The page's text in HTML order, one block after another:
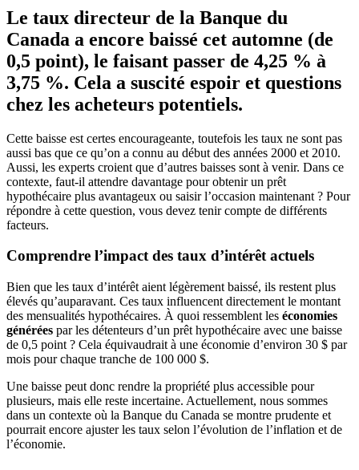
Le taux directeur de la Banque du
Canada a encore baissé cet automne (de
0,5 point), le faisant passer de 4,25 % à
3,75 %. Cela a suscité espoir et questions
chez les acheteurs potentiels.
Cette baisse est certes encourageante, toutefois les taux ne sont pas
aussi bas que ce qu’on a connu au début des années 2000 et 2010.
Aussi, les experts croient que d’autres baisses sont à venir. Dans ce
contexte, faut-il attendre davantage pour obtenir un prêt
hypothécaire plus avantageux ou saisir l’occasion maintenant ? Pour
répondre à cette question, vous devez tenir compte de différents
facteurs.
Comprendre l’impact des taux d’intérêt actuels
Bien que les taux d’intérêt aient légèrement baissé, ils restent plus
élevés qu’auparavant. Ces taux influencent directement le montant
des mensualités hypothécaires. À quoi ressemblent les économies
générées par les détenteurs d’un prêt hypothécaire avec une baisse
de 0,5 point ? Cela équivaudrait à une économie d’environ 30 $ par
mois pour chaque tranche de 100 000 $.
Une baisse peut donc rendre la propriété plus accessible pour
plusieurs, mais elle reste incertaine. Actuellement, nous sommes
dans un contexte où la Banque du Canada se montre prudente et
pourrait encore ajuster les taux selon l’évolution de l’inflation et de
l’économie.